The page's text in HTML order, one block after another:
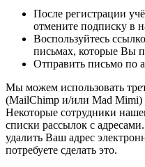
После регистрации
отмените подписку в
Воспользуйтесь
письмах, которые Вы
Отправить письмо по
Мы можем использовать
(MailChimp и/или Mad Mimi)
Некоторые сотрудники
списки рассылок с
удалить Ваш адрес
потребуете сделать это.